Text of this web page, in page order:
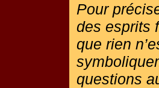
Pour
des esprits
que rien
questions